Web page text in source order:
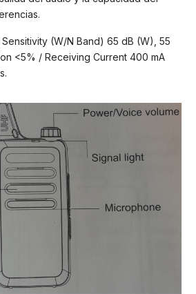
(W/N Band) 65 dB (W), 55
<5% / Receiving Current 400 mA